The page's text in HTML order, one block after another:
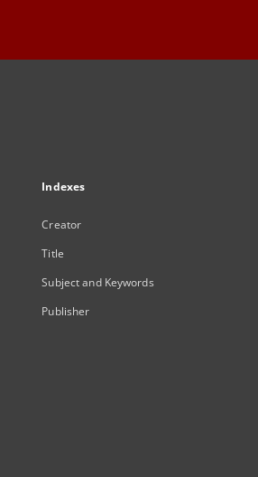
Indexes
Creator
Title
Subject and Keywords
Publisher